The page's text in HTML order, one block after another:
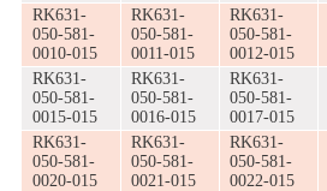
RK631-
050-581-
0010-015
RK631-
050-581-
0011-015
RK631-
050-581-
0012-015
RK631-
050-581-
0015-015
RK631-
050-581-
0016-015
RK631-
050-581-
0017-015
RK631-
050-581-
0020-015
RK631-
050-581-
0021-015
RK631-
050-581-
0022-015